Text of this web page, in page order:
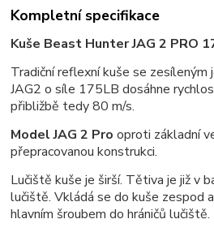
Kompletní specifikace
Kuše Beast Hunter JAG 2 PRO
Tradiční reflexní kuše se
JAG2 o síle 175LB dosáhne
přibližbě tedy 80 m/s.
Model JAG 2 Pro oproti základní
přepracovanou konstrukci.
Lučiště kuše je širší. Tětiva je již v
lučiště. Vkládá se do kuše zespod
hlavním šroubem do hráničů lučiště.